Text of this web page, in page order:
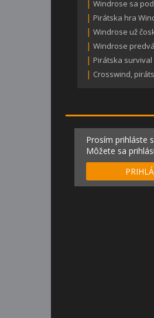
| Windrose sa
| Pirátska hra
| Windrose už
| Windrose
| Pirátska
| Crosswind,
Prosím prihláste
Môžete sa